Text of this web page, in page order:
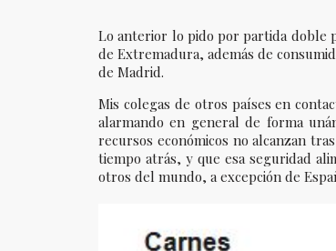
Lo anterior lo pido por partida doble
de Extremadura, además de
de Madrid.
Mis colegas de otros países en
alarmando en general de forma
recursos económicos no alcanzan
tiempo atrás, y que esa seguridad
otros del mundo, a excepción de